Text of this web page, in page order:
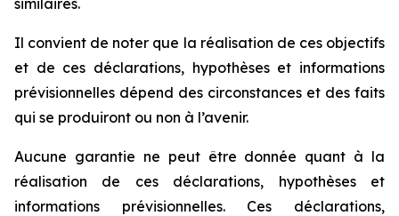
similaires.
Il convient de noter que la réalisation de ces objectifs
et de ces déclarations, hypothèses et informations
prévisionnelles dépend des circonstances et des faits
qui se produiront ou non à l’avenir.
Aucune garantie ne peut être donnée quant à la
réalisation de ces déclarations, hypothèses et
informations prévisionnelles. Ces déclarations,